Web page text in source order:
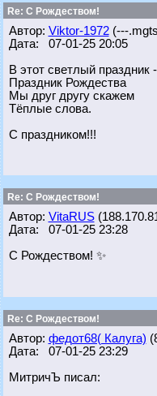
Re: С Рождеством!
Автор: Viktor-1972(---
Дата: 07-01-25 20:05
В этот светлый праздник -
Праздник Рождества
Мы друг другу скажем
Тёплые слова.
С праздником!!!
Re: С Рождеством!
Автор: VitaRUS
Дата: 07-01-25 23:28
С Рождеством! ✨
Re: С Рождеством!
Автор: федот68( Калуга)
Дата: 07-01-25 23:29
МитричЪ писал: